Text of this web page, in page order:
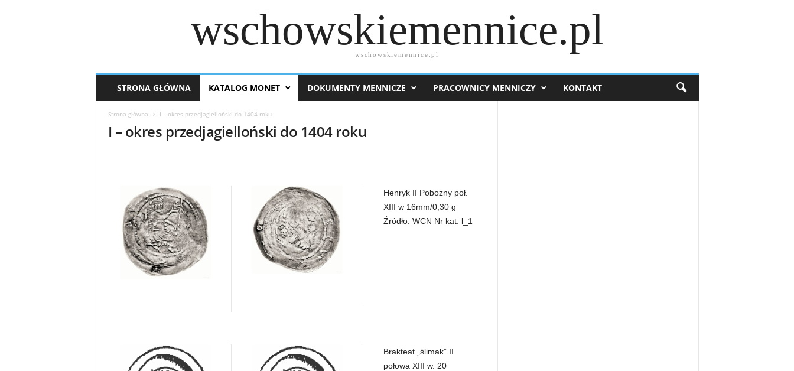
wschowskiemennice.pl
wschowskiemennice.pl
STRONA GŁÓWNA KATALOG MONET DOKUMENTY MENNICZE PRACOWNICY MENNICZY KONTAKT
Strona główna I – okres przedjagielloński do 1404 roku
I – okres przedjagielloński do 1404 roku
Henryk II Pobożny poł.
XIII w 16mm/0,30 g
Źródło: WCN Nr kat. l_1
Brakteat „ślimak” II
połowa XIII w. 20